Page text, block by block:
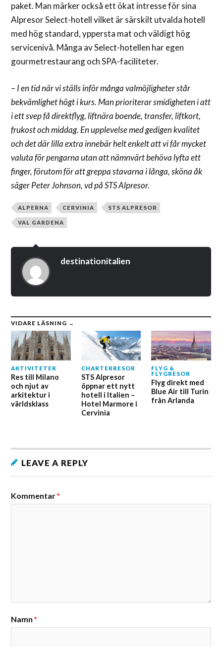
paket. Man märker också ett ökat intresse för sina
Alpresor Select-hotell vilket är särskilt utvalda hotell
med hög standard, yppersta mat och väldigt hög
servicenivå. Många av Select-hotellen har egen
gourmetrestaurang och SPA-faciliteter.
– I en tid när vi ställs inför många valmöjligheter står
bekvämlighet högt i kurs. Man prioriterar smidigheten i att
i ett svep få direktflyg, liftnära boende, transfer, liftkort,
frukost och middag. En upplevelse med gedigen kvalitet
och det där lilla extra innebär helt enkelt att vi får mycket
valuta för pengarna utan att nämnvärt behöva lyfta ett
finger, förutom för att greppa stavarna i långa, sköna åk
säger Peter Johnson, vd på STS Alpresor.
ALPERNA CERVINIA STS ALPRESOR
VAL GARDENA
destinationitalien
VIDARE LÄSNING →
AKTIVITETER
Res till Milano
och njut av
arkitektur i
världsklass
CHARTERRESOR
STS Alpresor
öppnar ett nytt
hotell i Italien –
Hotel Marmore i
Cervinia
FLYG &
FLYGRESOR
Flyg direkt med
Blue Air till Turin
från Arlanda
LEAVE A REPLY
Kommentar*
Namn *